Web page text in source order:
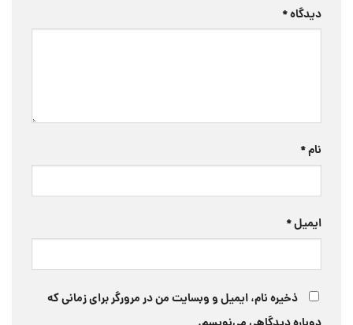
دیدگاه*
نام*
ایمیل*
ذخیره نام، ایمیل و وبسایت من در مرورگر برای زمانی که